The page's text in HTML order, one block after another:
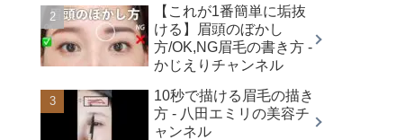
【これが1番簡単に垢抜
ける】眉頭のぼかし
方/OK,NG眉毛の書き方 -
かじえりチャンネル
10秒で描ける眉毛の描き
方 - 八田エミリの美容チ
ャンネル